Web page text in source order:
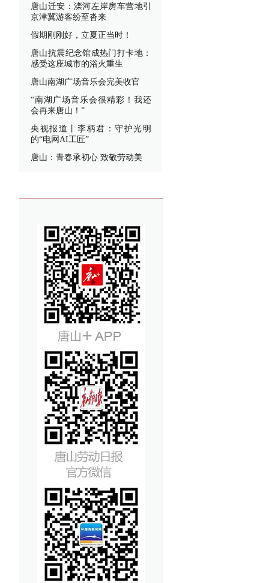
唐山迁安：滦河左岸房车营地引
京津冀游客纷至沓来
假期刚刚好，立夏正当时！
唐山抗震纪念馆成热门打卡地：
感受这座城市的浴火重生
唐山南湖广场音乐会完美收官
“南湖广场音乐会很精彩！我还
会再来唐山！”
央视报道丨李柄君：守护光明
的“电网AI工匠”
唐山：青春承初心 致敬劳动美